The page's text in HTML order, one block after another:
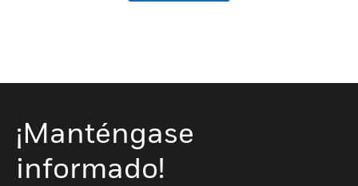
¡Manténgase
informado!